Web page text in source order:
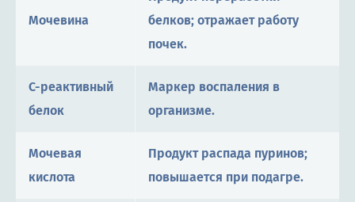
Мочевина
белков; отражает работу
почек.
С-реактивный
белок
Маркер воспаления в
организме.
Мочевая
кислота
Продукт распада пуринов;
повышается при подагре.